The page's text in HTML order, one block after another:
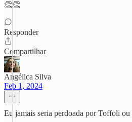
👏👏
Responder
Compartilhar
Angélica Silva
Feb 1, 2024
Eu jamais seria perdoada por Toffoli